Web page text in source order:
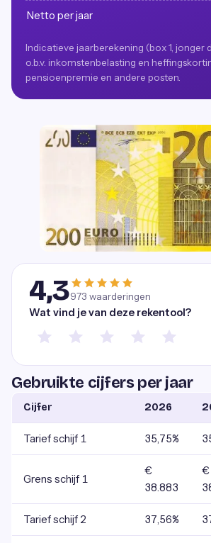
Netto per jaar
Indicatieve jaarberekening (box 1, jonger
o.b.v. inkomstenbelasting en
pensioenpremie en andere posten.
4,3973 waarderingen
Wat vind je van deze rekentool?
Gebruikte cijfers per jaar
Cijfer 2026
Tarief schijf 1 35,75%
Grens schijf 1
€
38.883
€
Tarief schijf 2 37,56%